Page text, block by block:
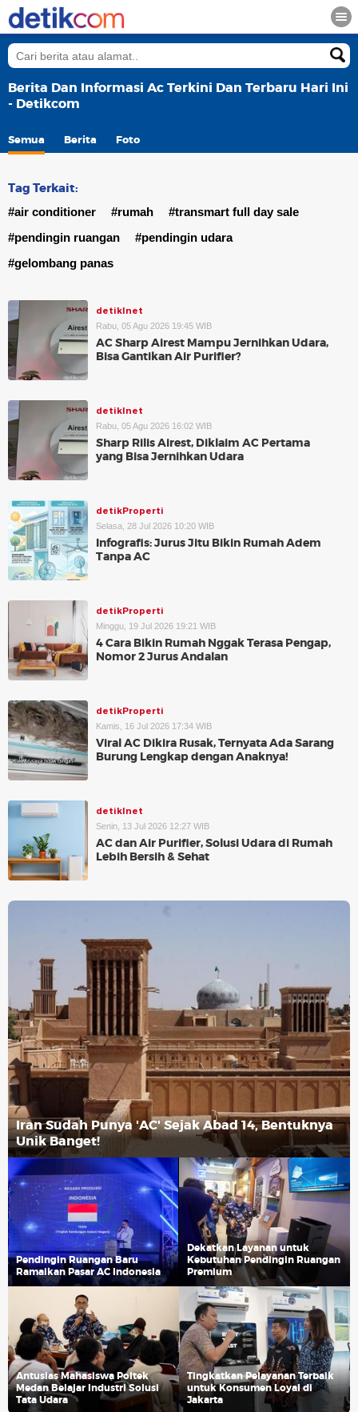
Berita Dan Informasi Ac Terkini Dan Terbaru Hari Ini
- Detikcom
Semua Berita Foto
Tag Terkait:
#air conditioner #rumah
#transmart full day sale
#pendingin ruangan
#pendingin udara
#gelombang panas
detikInet
Rabu, 05 Agu 2026 19:45 WIB
AC Sharp Airest Mampu Jernihkan Udara,
Bisa Gantikan Air Purifier?
detikInet
Rabu, 05 Agu 2026 16:02 WIB
Sharp Rilis Airest, Diklaim AC Pertama
yang Bisa Jernihkan Udara
detikProperti
Selasa, 28 Jul 2026 10:20 WIB
Infografis: Jurus Jitu Bikin Rumah Adem
Tanpa AC
detikProperti
Minggu, 19 Jul 2026 19:21 WIB
4 Cara Bikin Rumah Nggak Terasa Pengap,
Nomor 2 Jurus Andalan
detikProperti
Kamis, 16 Jul 2026 17:34 WIB
Viral AC Dikira Rusak, Ternyata Ada Sarang
Burung Lengkap dengan Anaknya!
detikInet
Senin, 13 Jul 2026 12:27 WIB
AC dan Air Purifier, Solusi Udara di Rumah
Lebih Bersih & Sehat
Iran Sudah Punya 'AC' Sejak Abad 14, Bentuknya
Unik Banget!
Pendingin Ruangan Baru
Ramaikan Pasar AC Indonesia
Dekatkan Layanan untuk
Kebutuhan Pendingin Ruangan
Premium
Antusias Mahasiswa Poltek
Medan Belajar Industri Solusi
Tata Udara
Tingkatkan Pelayanan Terbaik
untuk Konsumen Loyal di
Jakarta